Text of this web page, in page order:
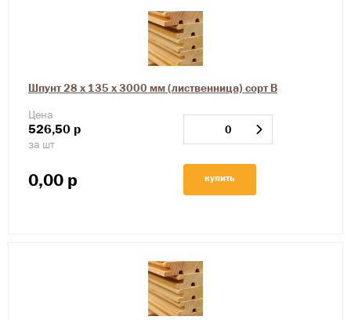
Шпунт 28 х 135 х 3000 мм (лиственница) сорт В
Цена
526,50 р
за шт
0,00 р купить